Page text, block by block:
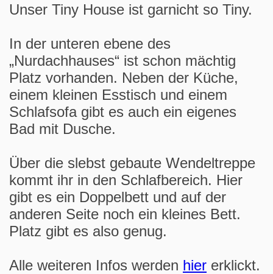
Unser Tiny House ist garnicht so Tiny.
In der unteren ebene des
„Nurdachhauses“ ist schon mächtig
Platz vorhanden. Neben der Küche,
einem kleinen Esstisch und einem
Schlafsofa gibt es auch ein eigenes
Bad mit Dusche.
Über die slebst gebaute Wendeltreppe
kommt ihr in den Schlafbereich. Hier
gibt es ein Doppelbett und auf der
anderen Seite noch ein kleines Bett.
Platz gibt es also genug.
Alle weiteren Infos werden hier erklickt.